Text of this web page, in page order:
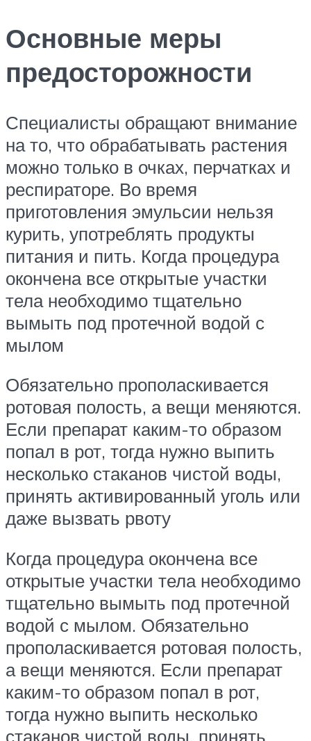
Основные меры
предосторожности
Специалисты обращают внимание
на то, что обрабатывать растения
можно только в очках, перчатках и
респираторе. Во время
приготовления эмульсии нельзя
курить, употреблять продукты
питания и пить. Когда процедура
окончена все открытые участки
тела необходимо тщательно
вымыть под протечной водой с
мылом
Обязательно прополаскивается
ротовая полость, а вещи меняются.
Если препарат каким-то образом
попал в рот, тогда нужно выпить
несколько стаканов чистой воды,
принять активированный уголь или
даже вызвать рвоту
Когда процедура окончена все
открытые участки тела необходимо
тщательно вымыть под протечной
водой с мылом. Обязательно
прополаскивается ротовая полость,
а вещи меняются. Если препарат
каким-то образом попал в рот,
тогда нужно выпить несколько
стаканов чистой воды, принять